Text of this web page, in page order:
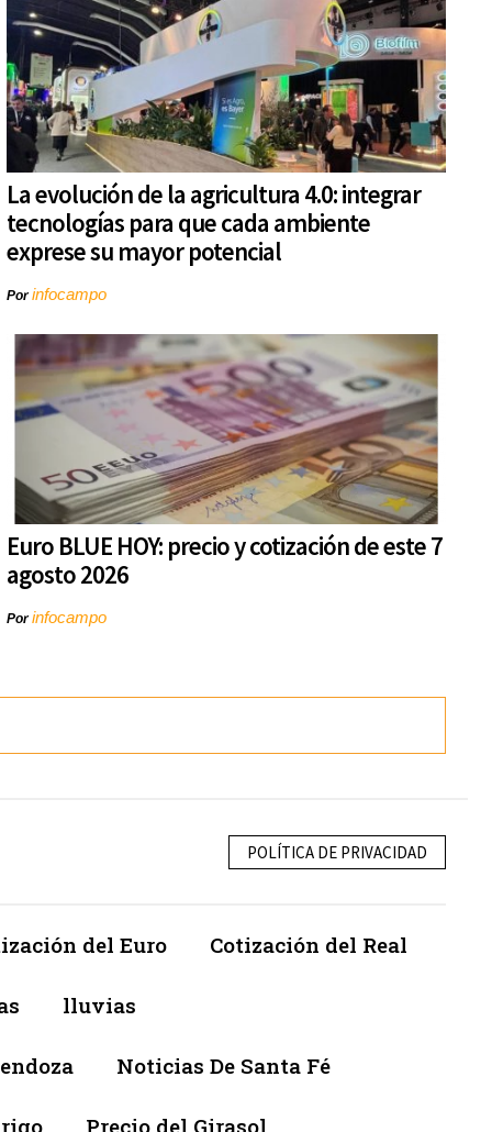
La evolución de la agricultura 4.0: integrar
tecnologías para que cada ambiente
exprese su mayor potencial
Porinfocampo
Euro BLUE HOY: precio y cotización de este 7
agosto 2026
Porinfocampo
POLÍTICA DE PRIVACIDAD
del Euro Cotización del Real
lluvias
Noticias De Santa Fé
Precio del Girasol